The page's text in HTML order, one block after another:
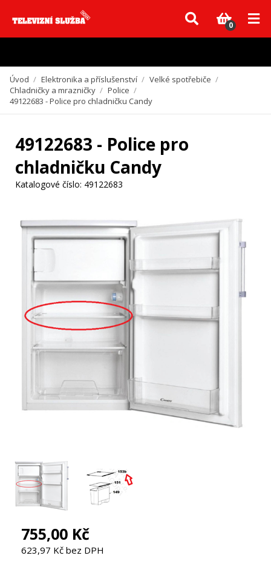
Vzhledem k aktuální situaci se může dodání dílů, které nejsou skladem,
zpozdit. Děkujeme za pochopení.
0
Úvod / Elektronika a příslušenství / Velké spotřebiče /
Chladničky a mrazničky / Police /
49122683 - Police pro chladničku Candy
49122683 - Police pro
chladničku Candy
Katalogové číslo: 49122683
755,00 Kč
623,97 Kč bez DPH